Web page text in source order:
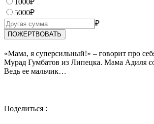
5000₽
₽
«Мама, я суперсильный!» – говорит про
Мурад Гумбатов из Липецка. Мама Адиля
Ведь ее мальчик…
Поделиться :